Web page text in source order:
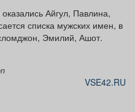
Айгул, Павлина,
списка мужских имен, в
Эмилий, Ашот.
VSE42.RU